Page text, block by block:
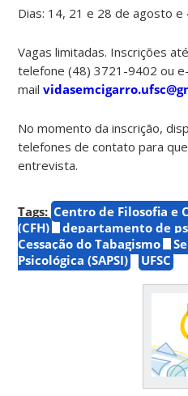
Dias: 14, 21 e 28 de agosto
Vagas limitadas. Inscrições
telefone (48) 3721-9402 ou e-
mail
No momento da inscrição,
telefones de contato para
entrevista.
Tags: Centro de Filosofia e
(CFH)
departamento de
Cessação do Tabagismo
Psicológica (SAPSI)
UFSC